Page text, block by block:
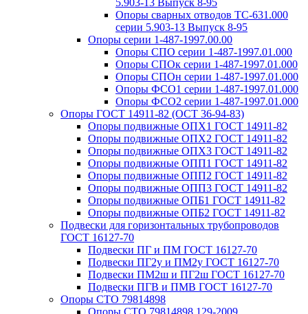
5.903-13 Выпуск 8-95
Опоры сварных отводов ТС-631.000
серии 5.903-13 Выпуск 8-95
Опоры серии 1-487-1997.00.00
Опоры СПО серии 1-487-1997.01.000
Опоры СПОк серии 1-487-1997.01.000
Опоры СПОн серии 1-487-1997.01.000
Опоры ФСО1 серии 1-487-1997.01.000
Опоры ФСО2 серии 1-487-1997.01.000
Опоры ГОСТ 14911-82 (ОСТ 36-94-83)
Опоры подвижные ОПХ1 ГОСТ 14911-82
Опоры подвижные ОПХ2 ГОСТ 14911-82
Опоры подвижные ОПХ3 ГОСТ 14911-82
Опоры подвижные ОПП1 ГОСТ 14911-82
Опоры подвижные ОПП2 ГОСТ 14911-82
Опоры подвижные ОПП3 ГОСТ 14911-82
Опоры подвижные ОПБ1 ГОСТ 14911-82
Опоры подвижные ОПБ2 ГОСТ 14911-82
Подвески для горизонтальных трубопроводов
ГОСТ 16127-70
Подвески ПГ и ПМ ГОСТ 16127-70
Подвески ПГ2у и ПМ2у ГОСТ 16127-70
Подвески ПМ2ш и ПГ2ш ГОСТ 16127-70
Подвески ПГВ и ПМВ ГОСТ 16127-70
Опоры СТО 79814898
Опоры СТО 79814898 129-2009